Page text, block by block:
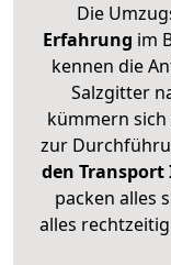
Die
Erfahrung im
kennen die
Salzgitter
kümmern sich
zur
den
packen alles
alles